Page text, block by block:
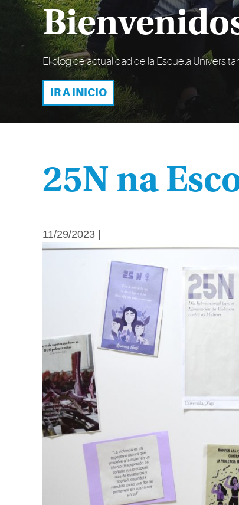
El blog de actualidad de la Escuela
IR A INICIO
25N na
11/29/2023 |